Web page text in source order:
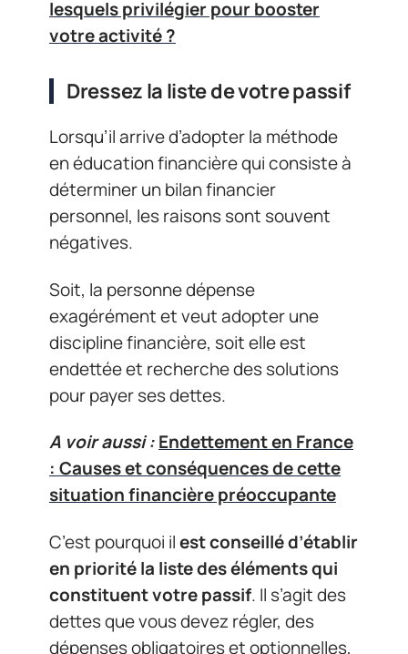
lesquels privilégier pour booster
votre activité ?
Dressez la liste de votre passif
Lorsqu’il arrive d’adopter la méthode
en éducation financière qui consiste à
déterminer un bilan financier
personnel, les raisons sont souvent
négatives.
Soit, la personne dépense
exagérément et veut adopter une
discipline financière, soit elle est
endettée et recherche des solutions
pour payer ses dettes.
A voir aussi :Endettement en France
: Causes et conséquences de cette
situation financière préoccupante
C’est pourquoi ilest conseillé d’établir
en priorité la liste des éléments qui
constituent votre passif. Il s’agit des
dettes que vous devez régler, des
dépenses obligatoires et optionnelles,